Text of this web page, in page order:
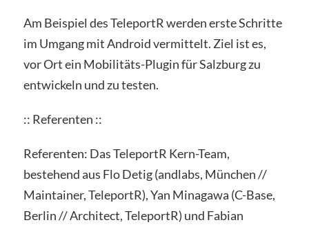
Am Beispiel des TeleportR werden erste Schritte
im Umgang mit Android vermittelt. Ziel ist es,
vor Ort ein Mobilitäts-Plugin für Salzburg zu
entwickeln und zu testen.
:: Referenten ::
Referenten: Das TeleportR Kern-Team,
bestehend aus Flo Detig (andlabs, München //
Maintainer, TeleportR), Yan Minagawa (C-Base,
Berlin // Architect, TeleportR) und Fabian